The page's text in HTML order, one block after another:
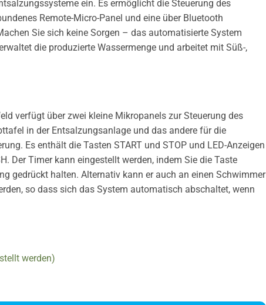
ein. Es ermöglicht die Steuerung des
Remote-Micro-Panel und eine über Bluetooth
Sie sich keine Sorgen – das automatisierte System
die produzierte Wassermenge und arbeitet mit Süß-,
verfügt über zwei kleine Mikropanels zur Steuerung des
in der Entsalzungsanlage und das andere für die
Es enthält die Tasten START und STOP und LED-Anzeigen
Der Timer kann eingestellt werden, indem Sie die Taste
gedrückt halten. Alternativ kann er auch an einen Schwimmer
so dass sich das System automatisch abschaltet, wenn
werden)